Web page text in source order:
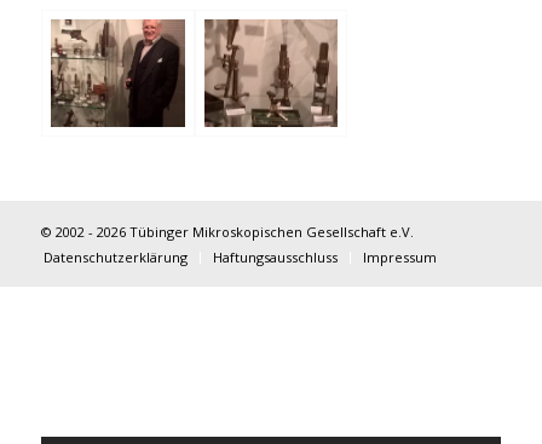
© 2002 - 2026 Tübinger Mikroskopischen Gesellschaft e.V.
Datenschutzerklärung
Haftungsausschluss Impressum